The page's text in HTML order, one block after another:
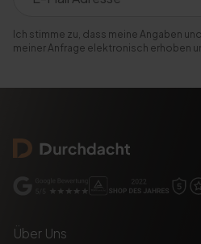
Ich stimme zu, dass meine Angaben
meiner Anfrage elektronisch erhoben
Über Uns